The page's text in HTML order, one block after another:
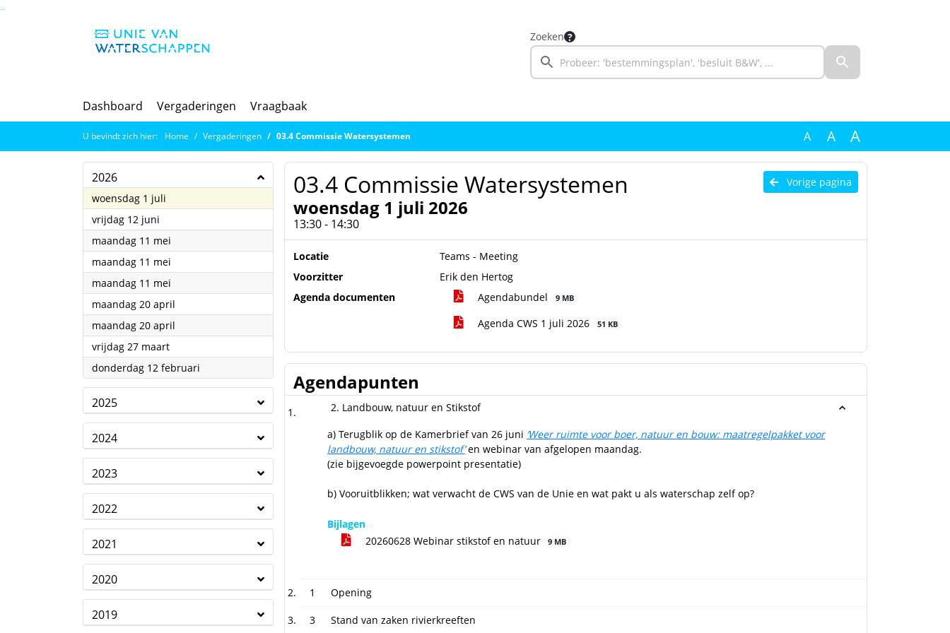
Zoeken
Dashboard Vergaderingen Vraagbaak
U bevindt zich hier: Home Vergaderingen 03.4 Commissie Watersystemen A A A
2026
woensdag 1 juli
vrijdag 12 juni
maandag 11 mei
maandag 11 mei
maandag 11 mei
maandag 20 april
maandag 20 april
vrijdag 27 maart2026
donderdag 12 februari
2025
2024
2023
2022
2021
2020
2019
Vorige pagina
03.4 Commissie Watersystemen
woensdag 1 juli 2026
13:30 - 14:30
Locatie
Teams - Meeting
Voorzitter
Erik den Hertog
Agenda documenten
Agendabundel 9 MB
Agenda CWS 1 juli 2026 51 KB
Agendapunten
2. Landbouw, natuur en Stikstof
a) Terugblik op de Kamerbrief van 26 juni ’Weer ruimte voor boer, natuur en bouw: maatregelpakket voor
landbouw, natuur en stikstof’en webinar van afgelopen maandag.
(zie bijgevoegde powerpoint presentatie)
b) Vooruitblikken; wat verwacht de CWS van de Unie en wat pakt u als waterschap zelf op?
Bijlagen
20260628 Webinar stikstof en natuur
9 MB
1 Opening
3 Stand van zaken rivierkreeften